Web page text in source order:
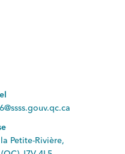
Petite-Rivière,